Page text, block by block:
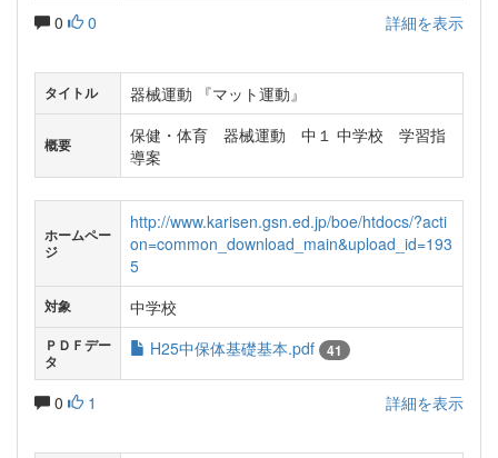
0 0 詳細を表示
タイトル 器械運動 『マット運動』
概要
保健・体育 器械運動 中１ 中学校 学習指
導案
ホームペー
ジ
http://www.karisen.gsn.ed.jp/boe/htdocs/?acti
on=common_download_main&upload_id=193
5
対象 中学校
ＰＤＦデー
タ
H25中保体基礎基本.pdf 41
0 1 詳細を表示